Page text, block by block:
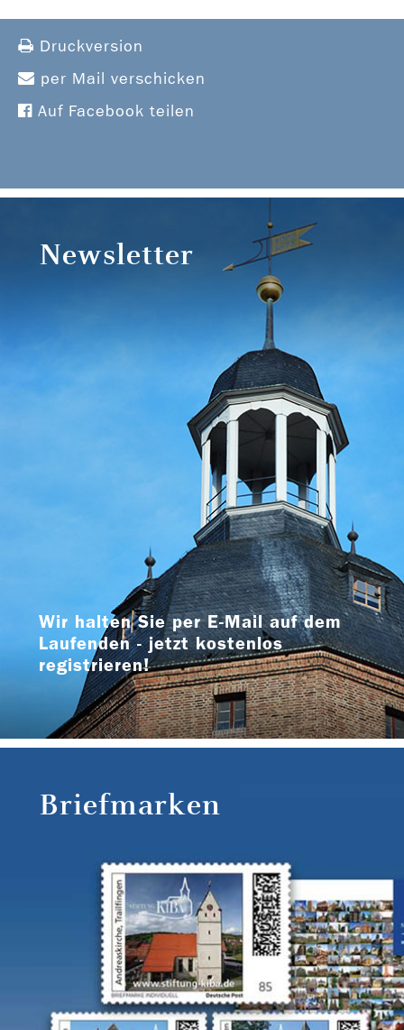
Druckversion
per Mail verschicken
Auf Facebook teilen
Newsletter
Wir halten Sie per E-Mail auf dem
Laufenden - jetzt kostenlos
registrieren!
Briefmarken